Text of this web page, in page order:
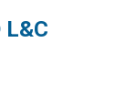
L&C